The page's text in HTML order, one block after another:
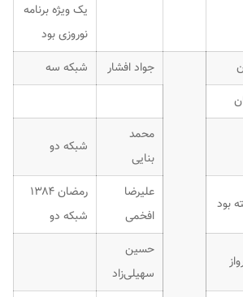
یک ویژه برنامه
نوروزی بود
جواد افشار
شبکه سه
محمد
بنایی
شبکه دو
بود
علیرضا
افخمی
رمضان ۱۳۸۴
شبکه دو
حسین
سهیلی‌زاد